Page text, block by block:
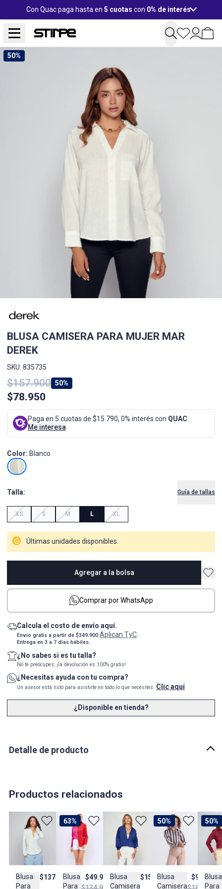
Con Quac paga hasta en 5 cuotas con 0% de interés
50%
BLUSA CAMISERA PARA MUJER MAR
DEREK
SKU: 835735
$157.900 50%
$78.950
Paga en 5 cuotas de $15.790, 0% interés con QUAC
Me interesa
Color: Blanco
Talla: Guía de tallas
XS S M L XL
Últimas unidades disponibles.
Agregar a la bolsa
Comprar por WhatsApp
Calcula el costo de envío aquí.
Envío gratis a partir de $349.900Aplican TyC.
Entrega en 3 a 7 días hábiles.
¿No sabes si es tu talla?
No te preocupes, ¡la devolución es 100% gratis!
¿Necesitas ayuda con tu compra?
Un asesor está listo para asistirte en todo lo que necesites. Clic aquí
¿Disponible en tienda?
Detalle de producto
CAMISERA MAR DEREK
ha llegado para revolucionar tu armario
con su mezcla perfecta de poder y fluidez.
Imagina una textura que acaricia la piel, con la apariencia noble del
lino pero con la practicidad y caída del poliéster de alta gama. Su
tejido100% poliésterno solo es sinónimo de durabilidad y fácil
cuidado, sino que se mueve contigo, creando una silueta etérea y
sofisticada en un blanco puro y luminoso.
El diseño es pura inteligencia. El cuello camisero clásico se
Productos relacionados
Blusa
Para
$137.900
63%
Blusa
Para
$49.950Blusa
Camisera
$157.900
50%
Blusa
Camisera
$93.950
50%
Blusa
Para